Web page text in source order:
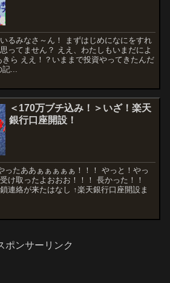
るみなさ～ん！ まずはじめになにをすれ
ってません？ ええ、わたしもいまだによ
きら ええ！？いままで投資やってきたんだ
...
＜170万ブチ込み！＞いざ！楽天
銀行口座開設！
ったああぁぁぁぁぁ！！！ やっと！やっ
け取ったよおおお！！！ 長かった！！
連絡が来たはなし ↑楽天銀行口座開設ま
ポンサーリンク